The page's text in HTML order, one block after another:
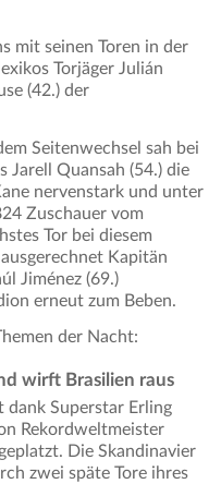
mit seinen Toren in der
Torjäger Julián
(42.) der
Seitenwechsel sah bei
Jarell Quansah (54.) die
nervenstark und unter
Zuschauer vom
Tor bei diesem
Kapitän
Jiménez (69.)
erneut zum Beben.
der Nacht:
wirft Brasilien raus
dank Superstar Erling
Rekordweltmeister
Die Skandinavier
zwei späte Tore ihres